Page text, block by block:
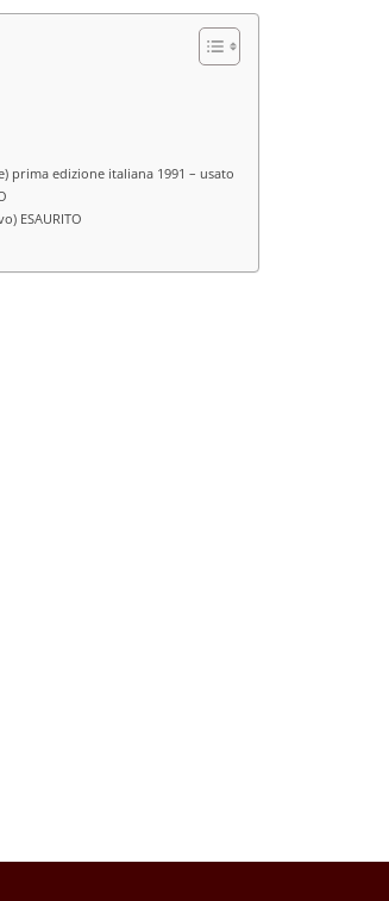
prima edizione italiana 1991 – usato
ESAURITO